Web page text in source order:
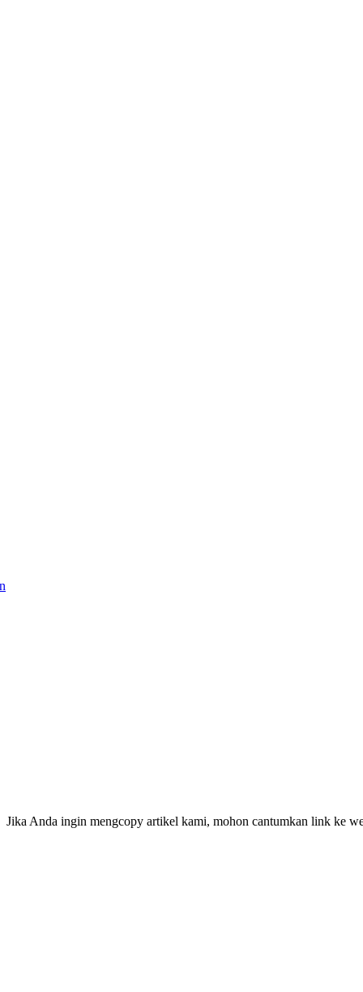
Jika Anda ingin mengcopy artikel kami, mohon cantumkan link ke